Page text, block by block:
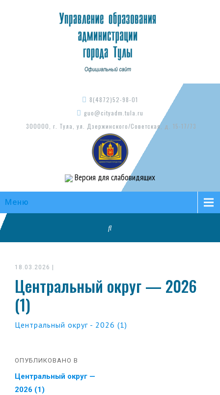
8(4872)52-98-01
guo@cityadm.tula.ru
300000, г. Тула, ул. Дзержинского/Советская, д. 15-17/73
Версия для слабовидящих
Меню
18.03.2026
Центральный округ — 2026
(1)
Центральный округ - 2026 (1)
ОПУБЛИКОВАНО В
Центральный округ —
2026 (1)